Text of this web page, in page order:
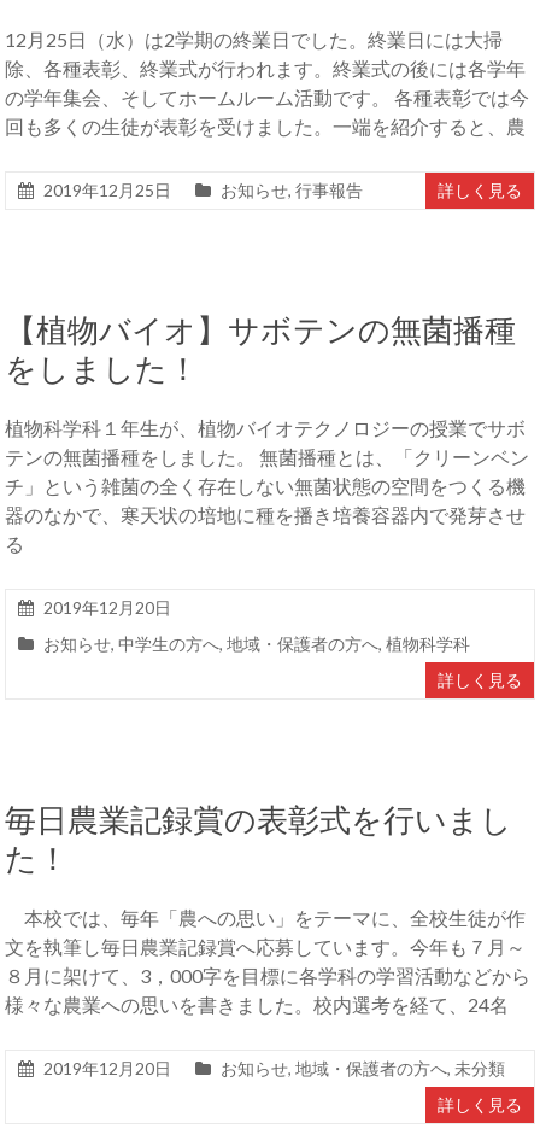
12月25日（水）は2学期の終業日でした。終業日には大掃
除、各種表彰、終業式が行われます。終業式の後には各学年
の学年集会、そしてホームルーム活動です。 各種表彰では今
回も多くの生徒が表彰を受けました。一端を紹介すると、農
2019年12月25日 お知らせ,行事報告 詳しく見る
【植物バイオ】サボテンの無菌播種
をしました！
植物科学科１年生が、植物バイオテクノロジーの授業でサボ
テンの無菌播種をしました。 無菌播種とは、「クリーンベン
チ」という雑菌の全く存在しない無菌状態の空間をつくる機
器のなかで、寒天状の培地に種を播き培養容器内で発芽させ
る
2019年12月20日
お知らせ,中学生の方へ,地域・保護者の方へ,植物科学科
詳しく見る
毎日農業記録賞の表彰式を行いまし
た！
本校では、毎年「農への思い」をテーマに、全校生徒が作
文を執筆し毎日農業記録賞へ応募しています。今年も７月～
８月に架けて、3，000字を目標に各学科の学習活動などから
様々な農業への思いを書きました。校内選考を経て、24名
2019年12月20日 お知らせ,地域・保護者の方へ, 未分類
詳しく見る